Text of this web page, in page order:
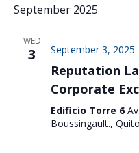
September 2025
WED
3 September 3, 2025
Reputation
Corporate
Edificio Torre 6
Boussingault.,